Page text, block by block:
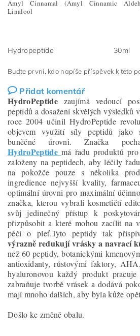
Amyl Cinnamal (Amyl Cinnamic
Linalool
Hydropeptide 30ml
Buďte první, kdo napíše příspěvek k této
Přidat komentář
HydroPeptide zaujímá vedoucí
peptidů a dosažení skvělých výsledků
roce 2004 učinil HydroPeptide
objevem využití síly peptidů jako
buněčné úrovni. Značka
HydroPeptide má řadu produktů
založeny na peptidech, aby léčily
na pokožče pouze s několika
ingredience nejvyšší kvality,
optimální úrovni pro maximální
značka, kterou vybrali kosmetičtí
svůj jedinečný přístup k
přizpůsobit a které mohou zacílit na
péčí o pleť.Tyto peptidy tak
výrazně redukují vrásky a navrací
než 60 peptidy, botanickými
antioxidanty, růstovými faktory,
hyaluronovou každý produkt
zabraňuje tvorbě vrásek a dodává
mají mnoho dalších, aby byla kůže
Došlo ke změně obalu.